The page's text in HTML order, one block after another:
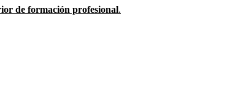
de formación profesional.